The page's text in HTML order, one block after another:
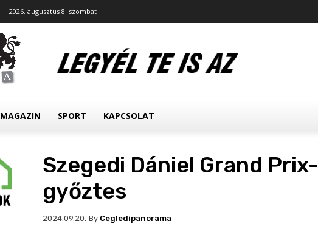
2026. augusztus 8. szombat
MAGAZIN SPORT KAPCSOLAT
Szegedi Dániel Grand Prix-
győztes
2024.09.20. By Cegledipanorama